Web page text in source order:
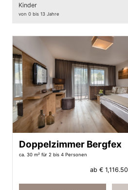
Kinder
von 0 bis 13 Jahre
Doppelzimmer Bergfex
ca. 30 m² für 2 bis 4 Personen
ab € 1,116.50